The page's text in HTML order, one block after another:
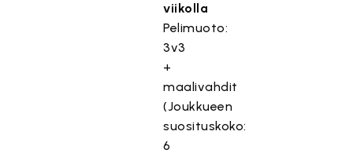
viikolla
Pelimuoto:
3v3
+
maalivahdit
(Joukkueen
suosituskoko:
6